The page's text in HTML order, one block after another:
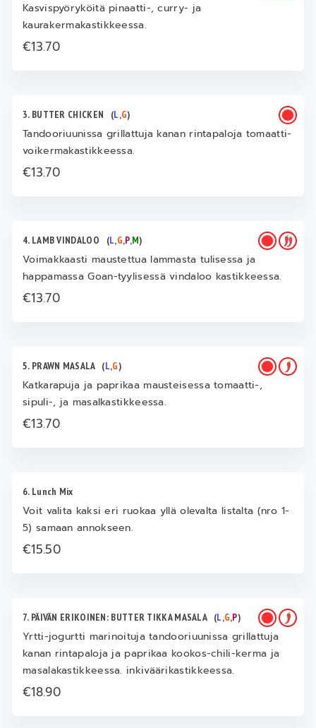
Kasvispyöryköitä pinaatti-, curry- ja
kaurakermakastikkeessa.
€13.70
3. BUTTER CHICKEN (L,G)
Tandooriuunissa grillattuja kanan rintapaloja tomaatti-
voikermakastikkeessa.
€13.70
4. LAMB VINDALOO (L,G,P,M)
Voimakkaasti maustettua lammasta tulisessa ja
happamassa Goan-tyylisessä vindaloo kastikkeessa.
€13.70
5. PRAWN MASALA (L,G)
Katkarapuja ja paprikaa mausteisessa tomaatti-,
sipuli-, ja masalkastikkeessa.
€13.70
6. Lunch Mix
Voit valita kaksi eri ruokaa yllä olevalta listalta (nro 1-
5) samaan annokseen.
€15.50
7. PÄIVÄN ERIKOINEN: BUTTER TIKKA MASALA (L,G,P)
Yrtti-jogurtti marinoituja tandooriuunissa grillattuja
kanan rintapaloja ja paprikaa kookos-chili-kerma ja
masalakastikkeessa. inkiväärikastikkeessa.
€18.90